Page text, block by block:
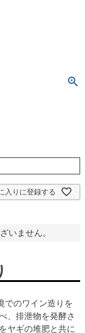
入りに登録する
いません。
でのワイン造りを
、排泄物を発酵さ
ヤギの堆肥と共に